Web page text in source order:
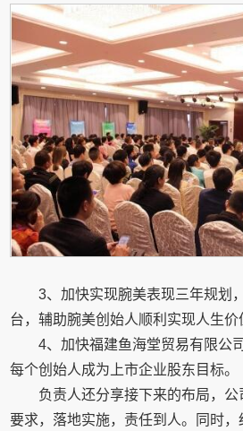
3、加快实现腕美表现三年规划
台，辅助腕美创始人顺利实现人生价
4、加快福建鱼海堂贸易有限公
每个创始人成为上市企业股东目标。
负责人还分享接下来的布局，公
要求，落地实施，责任到人。同时